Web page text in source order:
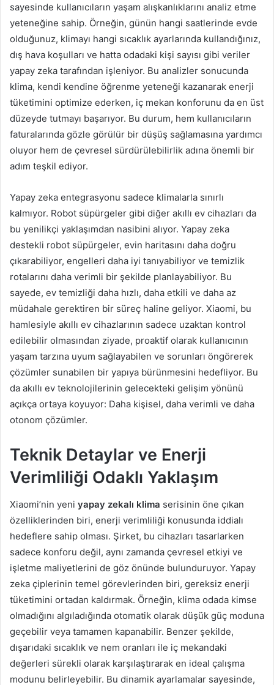
sayesinde kullanıcıların yaşam alışkanlıklarını analiz etme
yeteneğine sahip. Örneğin, günün hangi saatlerinde evde
olduğunuz, klimayı hangi sıcaklık ayarlarında kullandığınız,
dış hava koşulları ve hatta odadaki kişi sayısı gibi veriler
yapay zeka tarafından işleniyor. Bu analizler sonucunda
klima, kendi kendine öğrenme yeteneği kazanarak enerji
tüketimini optimize ederken, iç mekan konforunu da en üst
düzeyde tutmayı başarıyor. Bu durum, hem kullanıcıların
faturalarında gözle görülür bir düşüş sağlamasına yardımcı
oluyor hem de çevresel sürdürülebilirlik adına önemli bir
adım teşkil ediyor.
Yapay zeka entegrasyonu sadece klimalarla sınırlı
kalmıyor. Robot süpürgeler gibi diğer akıllı ev cihazları da
bu yenilikçi yaklaşımdan nasibini alıyor. Yapay zeka
destekli robot süpürgeler, evin haritasını daha doğru
çıkarabiliyor, engelleri daha iyi tanıyabiliyor ve temizlik
rotalarını daha verimli bir şekilde planlayabiliyor. Bu
sayede, ev temizliği daha hızlı, daha etkili ve daha az
müdahale gerektiren bir süreç haline geliyor. Xiaomi, bu
hamlesiyle akıllı ev cihazlarının sadece uzaktan kontrol
edilebilir olmasından ziyade, proaktif olarak kullanıcının
yaşam tarzına uyum sağlayabilen ve sorunları öngörerek
çözümler sunabilen bir yapıya bürünmesini hedefliyor. Bu
da akıllı ev teknolojilerinin gelecekteki gelişim yönünü
açıkça ortaya koyuyor: Daha kişisel, daha verimli ve daha
otonom çözümler.
Teknik Detaylar ve Enerji
Verimliliği Odaklı Yaklaşım
Xiaomi’nin yeni yapay zekalı klima serisinin öne çıkan
özelliklerinden biri, enerji verimliliği konusunda iddialı
hedeflere sahip olması. Şirket, bu cihazları tasarlarken
sadece konforu değil, aynı zamanda çevresel etkiyi ve
işletme maliyetlerini de göz önünde bulunduruyor. Yapay
zeka çiplerinin temel görevlerinden biri, gereksiz enerji
tüketimini ortadan kaldırmak. Örneğin, klima odada kimse
olmadığını algıladığında otomatik olarak düşük güç moduna
geçebilir veya tamamen kapanabilir. Benzer şekilde,
dışarıdaki sıcaklık ve nem oranları ile iç mekandaki
değerleri sürekli olarak karşılaştırarak en ideal çalışma
modunu belirleyebilir. Bu dinamik ayarlamalar sayesinde,